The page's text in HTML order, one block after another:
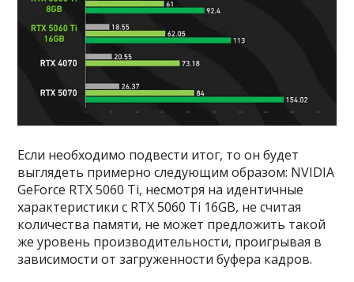
Если необходимо подвести итог, то он будет
выглядеть примерно следующим образом: NVIDIA
GeForce RTX 5060 Ti, несмотря на идентичные
характеристики с RTX 5060 Ti 16GB, не считая
количества памяти, не может предложить такой
же уровень производительности, проигрывая в
зависимости от загруженности буфера кадров.